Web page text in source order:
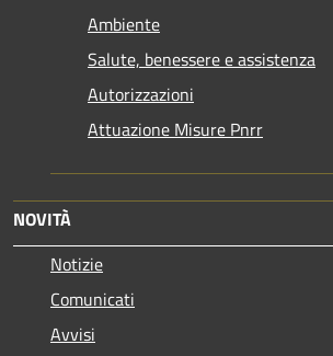
Ambiente
Salute, benessere e assistenza
Autorizzazioni
Attuazione Misure Pnrr
NOVITÀ
Notizie
Comunicati
Avvisi